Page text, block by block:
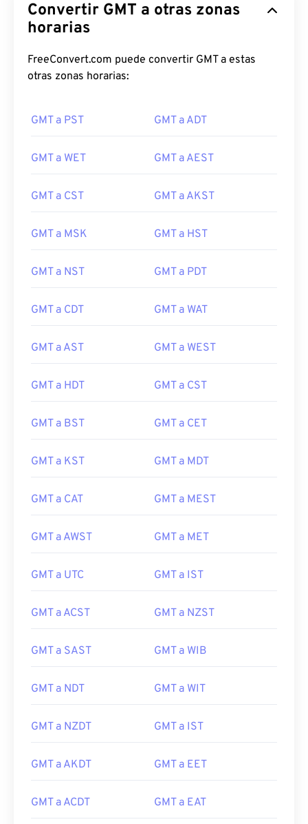
Convertir GMT a otras zonas
horarias
FreeConvert.com puede convertir GMT a estas
otras zonas horarias:
GMT a PST GMT a ADT
GMT a WET GMT a AEST
GMT a CST GMT a AKST
GMT a MSK GMT a HST
GMT a NST GMT a PDT
GMT a CDT GMT a WAT
GMT a AST GMT a WEST
GMT a HDT GMT a CST
GMT a BST GMT a CET
GMT a KST GMT a MDT
GMT a CAT GMT a MEST
GMT a AWST GMT a MET
GMT a UTC GMT a IST
GMT a ACST GMT a NZST
GMT a SAST GMT a WIB
GMT a NDT GMT a WIT
GMT a NZDT GMT a IST
GMT a AKDT GMT a EET
GMT a ACDT GMT a EAT